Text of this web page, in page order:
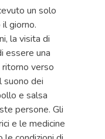
un solo
giorno.
la visita di
essere una
ritorno verso
suono dei
e salsa
persone. Gli
e le medicine